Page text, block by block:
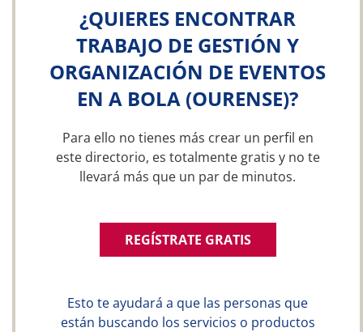
¿QUIERES ENCONTRAR
TRABAJO DE GESTIÓN Y
ORGANIZACIÓN DE EVENTOS
EN A BOLA (OURENSE)?
Para ello no tienes más crear un perfil en
este directorio, es totalmente gratis y no te
llevará más que un par de minutos.
REGÍSTRATE GRATIS
Esto te ayudará a que las personas que
están buscando los servicios o productos